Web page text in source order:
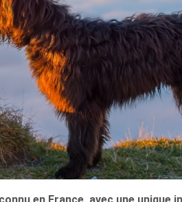
en France, avec une unique